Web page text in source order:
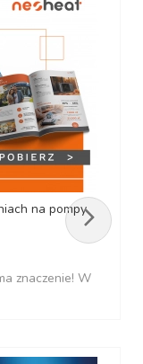
na pompy
znaczenie! W